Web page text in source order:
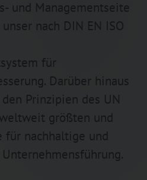
und Managementseite
nach DIN EN ISO
für
Darüber hinaus
Prinzipien des UN
größten und
nachhaltige und